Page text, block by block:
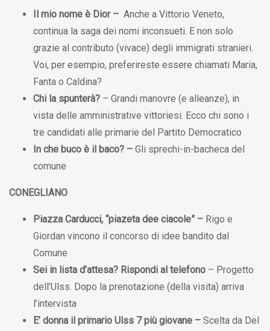
Il mio nome è Dior – Anche a Vittorio Veneto,
continua la saga dei nomi inconsueti. E non solo
grazie al contributo (vivace) degli immigrati stranieri.
Voi, per esempio, preferireste essere chiamati Maria,
Fanta o Caldina?
Chi la spunterà? – Grandi manovre (e alleanze), in
vista delle amministrative vittoriesi. Ecco chi sono i
tre candidati alle primarie del Partito Democratico
In che buco è il baco? – Gli sprechi-in-bacheca del
comune
CONEGLIANO
Piazza Carducci, “piazeta dee ciacole” – Rigo e
Giordan vincono il concorso di idee bandito dal
Comune
Sei in lista d’attesa? Rispondi al telefono – Progetto
dell’Ulss. Dopo la prenotazione (della visita) arriva
l’intervista
E’ donna il primario Ulss 7 più giovane – Scelta da Del